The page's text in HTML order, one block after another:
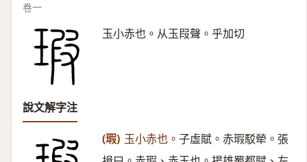
卷一
玉小赤也。从玉叚聲。乎加切
說文解字注
(瑕) 玉小赤也。 子虛賦。赤瑕駁犖。張